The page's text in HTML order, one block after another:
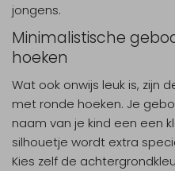
jongens.
Minimalistische
hoeken
Wat ook onwijs leuk is, zijn
met ronde hoeken. Je
naam van je kind een een
silhouetje wordt extra
Kies zelf de